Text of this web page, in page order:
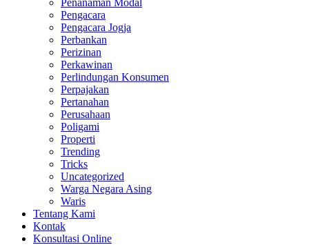
Penanaman Modal
Pengacara
Pengacara Jogja
Perbankan
Perizinan
Perkawinan
Perlindungan Konsumen
Perpajakan
Pertanahan
Perusahaan
Poligami
Properti
Trending
Tricks
Uncategorized
Warga Negara Asing
Waris
Tentang Kami
Kontak
Konsultasi Online